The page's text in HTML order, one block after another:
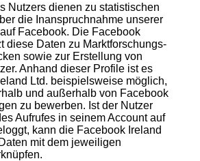
Nutzers dienen zu statistischen
die Inanspruchnahme unserer
Facebook. Die Facebook
diese Daten zu Marktforschungs-
sowie zur Erstellung von
Anhand dieser Profile ist es
Ltd. beispielsweise möglich,
und außerhalb von Facebook
zu bewerben. Ist der Nutzer
Aufrufes in seinem Account auf
kann die Facebook Ireland
mit dem jeweiligen